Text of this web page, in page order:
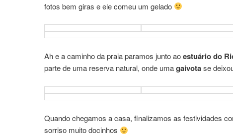
fotos bem giras e ele comeu um gelado
Ah e a caminho da praia paramos junto aoestuário do
parte de uma reserva natural, onde umagaivotase
Quando chegamos a casa, finalizamos as festividades
sorriso muito docinhos